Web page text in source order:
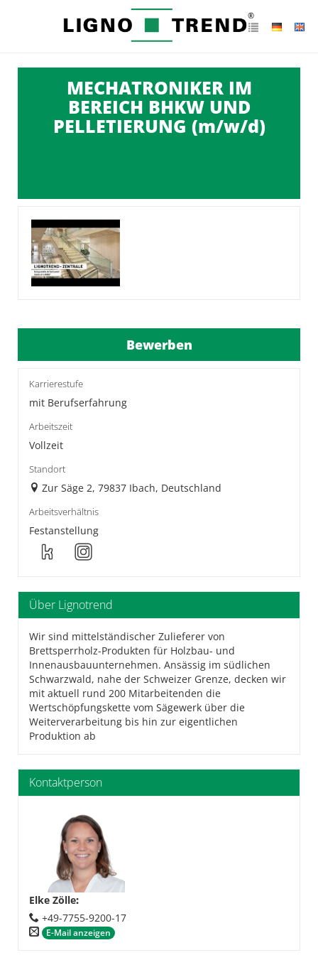
MECHATRONIKER IM
BEREICH BHKW UND
PELLETIERUNG (m/w/d)
Bewerben
Karrierestufe
mit Berufserfahrung
Arbeitszeit
Vollzeit
Standort
Zur Säge 2, 79837 Ibach, Deutschland
Arbeitsverhältnis
Festanstellung
Über Lignotrend
Wir sind mittelständischer Zulieferer von
Brettsperrholz-Produkten für Holzbau- und
Innenausbauunternehmen. Ansässig im südlichen
Schwarzwald, nahe der Schweizer Grenze, decken wir
mit aktuell rund 200 Mitarbeitenden die
Wertschöpfungskette vom Sägewerk über die
Weiterverarbeitung bis hin zur eigentlichen
Produktion ab
Kontaktperson
Elke Zölle:
+49-7755-9200-17
E-Mail anzeigen